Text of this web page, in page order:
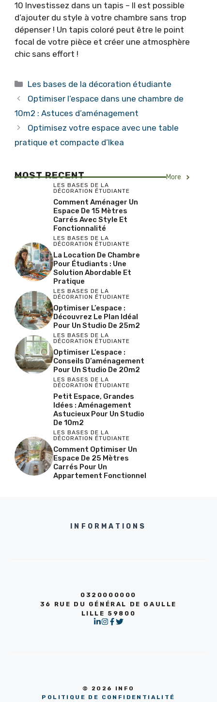
10 Investissez dans un tapis – Il est possible
d’ajouter du style à votre chambre sans trop
dépenser ! Un tapis coloré peut être le point
focal de votre pièce et créer une atmosphère
chic sans effort !
Catégories
Les bases de la décoration étudiante
Optimiser l’espace dans une chambre de
10m2 : Astuces d’aménagement
Optimisez votre espace avec une table
pratique et compacte d’Ikea
MOST RECENT More
LES BASES DE LA
DÉCORATION ÉTUDIANTE
Comment Aménager Un
Espace De 15 Mètres
Carrés Avec Style Et
Fonctionnalité
LES BASES DE LA
DÉCORATION ÉTUDIANTE
La Location De Chambre
Pour Étudiants : Une
Solution Abordable Et
Pratique
LES BASES DE LA
DÉCORATION ÉTUDIANTE
Optimiser L’espace :
Découvrez Le Plan Idéal
Pour Un Studio De 25m2
LES BASES DE LA
DÉCORATION ÉTUDIANTE
Optimiser L’espace :
Conseils D’aménagement
Pour Un Studio De 20m2
LES BASES DE LA
DÉCORATION ÉTUDIANTE
Petit Espace, Grandes
Idées : Aménagement
Astucieux Pour Un Studio
De 10m2
LES BASES DE LA
DÉCORATION ÉTUDIANTE
Comment Optimiser Un
Espace De 25 Mètres
Carrés Pour Un
Appartement Fonctionnel
INFORMATIONS
0320000000
36 RUE DU GÉNÉRAL DE GAULLE
LILLE 59800
© 2026 INFO
POLITIQUE DE CONFIDENTIALITÉ